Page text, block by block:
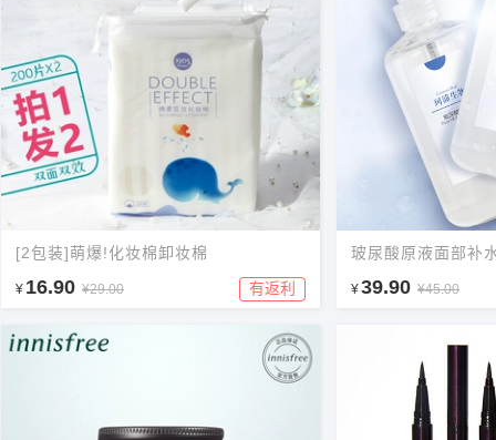
[2包装]萌爆!化妆棉卸妆棉
¥ 16.90 ¥29.00 有返利
玻尿酸原液面部补
¥39.90 ¥45.00